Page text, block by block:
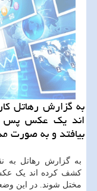
به گزارش رهاتل
اند یك عكس پس
بیافتد و به صورت
به گزارش رهاتل به
کشف کرده اند یک
مختل شوند. در این